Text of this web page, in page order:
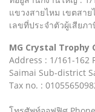
แขวงสายไหม เขตสา
เลขที่ประจำตัวผู้เสียภ
MG Crystal Trophy
Address : 1/161-162
Saimai Sub-district
Tax no. :